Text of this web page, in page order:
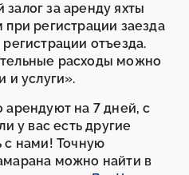
за аренду яхты
при регистрации заезда
отъезда.
расходы можно
и услуги».
арендуют на 7 дней, с
у вас есть другие
с нами! Точную
можно найти в